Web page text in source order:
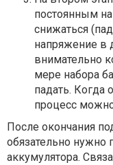
постоянным
снижаться
напряжение в
внимательно
мере набора
падать. Когда
процесс
После окончания
обязательно нужно
аккумулятора.